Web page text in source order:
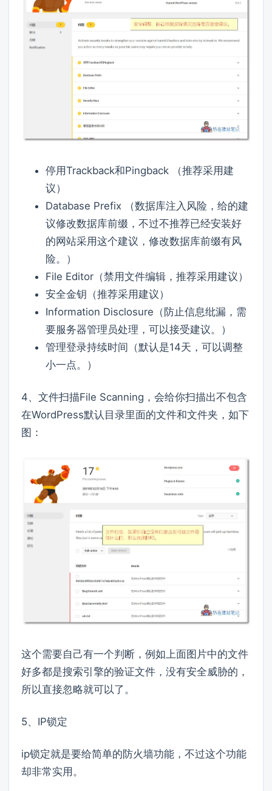
停用Trackback和Pingback （推荐采用建
议）
Database Prefix （数据库注入风险，给的建
议修改数据库前缀，不过不推荐已经安装好
的网站采用这个建议，修改数据库前缀有风
险。）
File Editor（禁用文件编辑，推荐采用建议）
安全金钥（推荐采用建议）
Information Disclosure（防止信息纰漏，需
要服务器管理员处理，可以接受建议。）
管理登录持续时间（默认是14天，可以调整
小一点。）
4、文件扫描File Scanning，会给你扫描出不包含
在WordPress默认目录里面的文件和文件夹，如下
图：
这个需要自己有一个判断，例如上面图片中的文件
好多都是搜索引擎的验证文件，没有安全威胁的，
所以直接忽略就可以了。
5、IP锁定
ip锁定就是要给简单的防火墙功能，不过这个功能
却非常实用。